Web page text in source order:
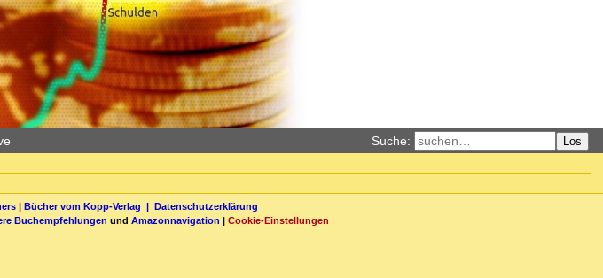
Suche: Los
| Bücher vom Kopp-Verlag | Datenschutzerklärung
Buchempfehlungen und Amazonnavigation | Cookie-Einstellungen